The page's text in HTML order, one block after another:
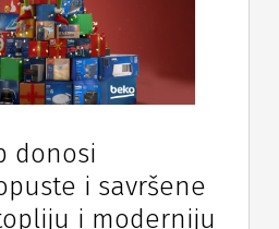
donosi
i savršene
i moderniju